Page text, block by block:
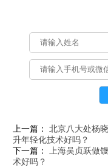
上一篇：北京八大处杨
升年轻化技术好吗？
下一篇：
上海吴贞跃做
术好吗？